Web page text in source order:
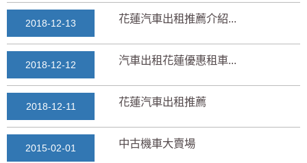
2018-12-13 花蓮汽車出租推薦介紹...
2018-12-12 汽車出租花蓮優惠租車...
2018-12-11 花蓮汽車出租推薦
2015-02-01 中古機車大賣場